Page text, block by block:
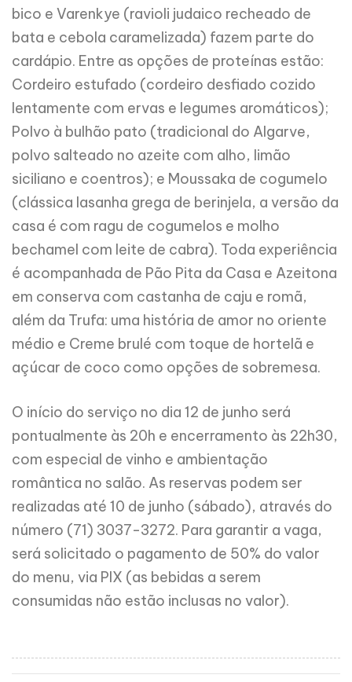
bico e Varenkye (ravioli judaico recheado de
bata e cebola caramelizada) fazem parte do
cardápio. Entre as opções de proteínas estão:
Cordeiro estufado (cordeiro desfiado cozido
lentamente com ervas e legumes aromáticos);
Polvo à bulhão pato (tradicional do Algarve,
polvo salteado no azeite com alho, limão
siciliano e coentros); e Moussaka de cogumelo
(clássica lasanha grega de berinjela, a versão da
casa é com ragu de cogumelos e molho
bechamel com leite de cabra). Toda experiência
é acompanhada de Pão Pita da Casa e Azeitona
em conserva com castanha de caju e romã,
além da Trufa: uma história de amor no oriente
médio e Creme brulé com toque de hortelã e
açúcar de coco como opções de sobremesa.
O início do serviço no dia 12 de junho será
pontualmente às 20h e encerramento às 22h30,
com especial de vinho e ambientação
romântica no salão. As reservas podem ser
realizadas até 10 de junho (sábado), através do
número (71) 3037-3272. Para garantir a vaga,
será solicitado o pagamento de 50% do valor
do menu, via PIX (as bebidas a serem
consumidas não estão inclusas no valor).